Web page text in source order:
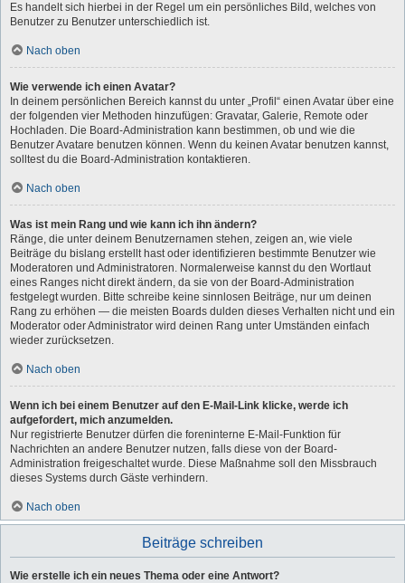
Es handelt sich hierbei in der Regel um ein persönliches Bild, welches von
Benutzer zu Benutzer unterschiedlich ist.
Nach oben
Wie verwende ich einen Avatar?
In deinem persönlichen Bereich kannst du unter „Profil“ einen Avatar über eine
der folgenden vier Methoden hinzufügen: Gravatar, Galerie, Remote oder
Hochladen. Die Board-Administration kann bestimmen, ob und wie die
Benutzer Avatare benutzen können. Wenn du keinen Avatar benutzen kannst,
solltest du die Board-Administration kontaktieren.
Nach oben
Was ist mein Rang und wie kann ich ihn ändern?
Ränge, die unter deinem Benutzernamen stehen, zeigen an, wie viele
Beiträge du bislang erstellt hast oder identifizieren bestimmte Benutzer wie
Moderatoren und Administratoren. Normalerweise kannst du den Wortlaut
eines Ranges nicht direkt ändern, da sie von der Board-Administration
festgelegt wurden. Bitte schreibe keine sinnlosen Beiträge, nur um deinen
Rang zu erhöhen — die meisten Boards dulden dieses Verhalten nicht und ein
Moderator oder Administrator wird deinen Rang unter Umständen einfach
wieder zurücksetzen.
Nach oben
Wenn ich bei einem Benutzer auf den E-Mail-Link klicke, werde ich
aufgefordert, mich anzumelden.
Nur registrierte Benutzer dürfen die foreninterne E-Mail-Funktion für
Nachrichten an andere Benutzer nutzen, falls diese von der Board-
Administration freigeschaltet wurde. Diese Maßnahme soll den Missbrauch
dieses Systems durch Gäste verhindern.
Nach oben
Beiträge schreiben
Wie erstelle ich ein neues Thema oder eine Antwort?